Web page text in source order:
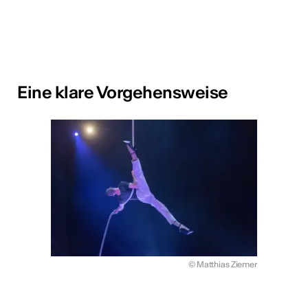
Eine klare Vorgehensweise
© Matthias Ziemer